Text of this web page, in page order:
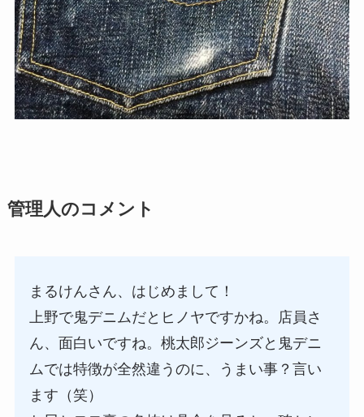
管理人のコメント
まるけんさん、はじめまして！
上野で鬼デニムだとヒノヤですかね。店員さ
ん、面白いですね。桃太郎ジーンズと鬼デニ
ムでは特徴が全然違うのに、うまい事？言い
ます（笑）